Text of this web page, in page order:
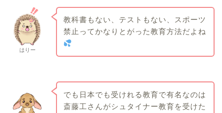
はりー
教科書もない、テストもない、スポーツ
禁止ってかなりとがった教育方法だよね
でも日本でも受けれる教育で有名なのは
斎藤工さんがシュタイナー教育を受けた